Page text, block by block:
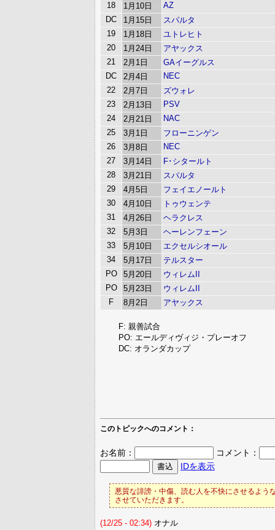
18
1月10日
AZ
DC
1月15日
スパルタ
19
1月18日
ユトレヒト
20
1月24日
アヤックス
21
2月1日
GAイーグルス
DC
2月4日
NEC
22
2月7日
ズウォレ
23
2月13日
PSV
24
2月21日
NAC
25
3月1日
フローニンゲン
26
3月8日
NEC
27
3月14日
F･シタールト
28
3月21日
スパルタ
29
4月5日
フェイエノールト
30
4月10日
トゥウェンテ
31
4月26日
ヘラクレス
32
5月3日
ヘーレンフェーン
33
5月10日
エクセルシオール
34
5月17日
テルスター
PO
5月20日
ウィレムII
PO
5月23日
ウィレムII
F
8月2日 アヤックス
F: 親善試合
PO: エールディヴィジ・プレーオフ
DC: オランダカップ
このトピックへのコメント：
お名前：
コメント：
IDを表示
悪質な誹謗・中傷、読む人を不快にさせるよう
させていただきます。
(12/25 - 02:34) オナル